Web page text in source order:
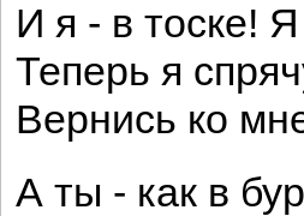
И я - в тоске!
Теперь я
Вернись ко
А ты - как в